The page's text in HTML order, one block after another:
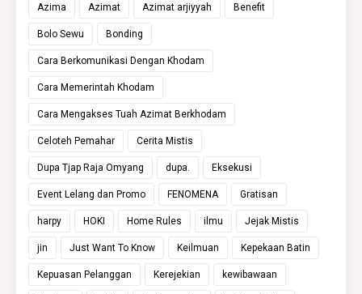
Azima Azimat Azimat arjiyyah Benefit
Bolo Sewu Bonding
Cara Berkomunikasi Dengan Khodam
Cara Memerintah Khodam
Cara Mengakses Tuah Azimat Berkhodam
Celoteh Pemahar Cerita Mistis
Dupa Tjap Raja Omyang dupa. Eksekusi
Event Lelang dan Promo FENOMENA Gratisan
harpy HOKI Home Rules ilmu Jejak Mistis
jin Just Want To Know Keilmuan Kepekaan Batin
Kepuasan Pelanggan Kerejekian kewibawaan